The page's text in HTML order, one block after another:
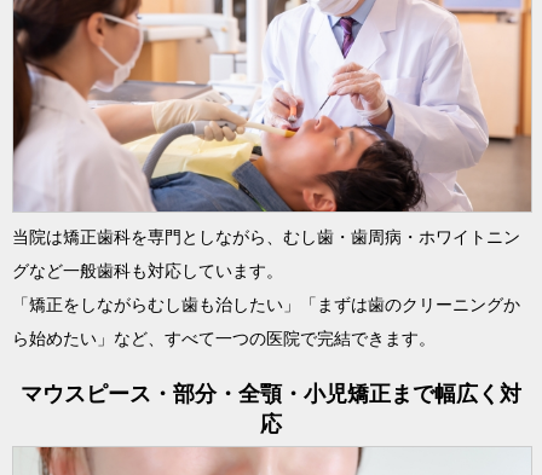
当院は矯正歯科を専門としながら、むし歯・歯周病・ホワイトニン
グなど一般歯科も対応しています。
「矯正をしながらむし歯も治したい」「まずは歯のクリーニングか
ら始めたい」など、すべて一つの医院で完結できます。
マウスピース・部分・全顎・小児矯正まで幅広く対
応